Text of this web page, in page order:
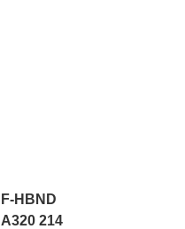
F-HBND
A320 214